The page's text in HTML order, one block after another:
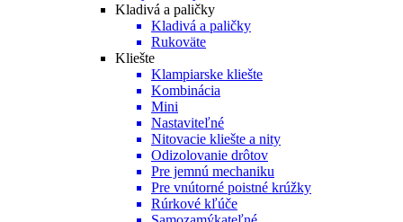
Kladivá a paličky
Kladivá a paličky
Rukoväte
Kliešte
Klampiarske kliešte
Kombinácia
Mini
Nastaviteľné
Nitovacie kliešte a nity
Odizolovanie drôtov
Pre jemnú mechaniku
Pre vnútorné poistné krúžky
Rúrkové kľúče